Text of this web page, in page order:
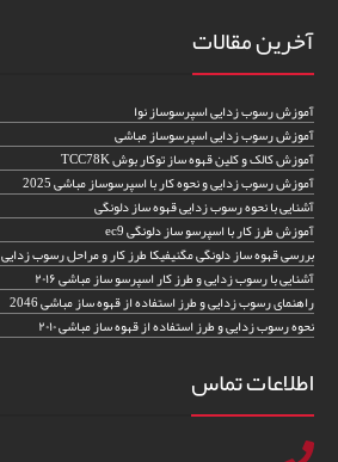
آخرین مقالات
آموزش رسوب زدایی اسپرسوساز نوا
آموزش رسوب زدایی اسپرسوساز مباشی
آموزش کالک و کلین قهوه ساز توکار بوش TCC78K
آموزش رسوب زدایی و نحوه کار با اسپرسوساز مباشی 2025
آشنایی با نحوه رسوب زدایی قهوه ساز دلونگی
آموزش طرز کار با اسپرسو ساز دلونگی ec9
بررسی قهوه ساز دلونگی مگنیفیکا طرز کار و مراحل رسوب زدایی
آشنایی با رسوب زدایی و طرز کار اسپرسو ساز مباشی ۲۰۱۶
راهنمای رسوب زدایی و طرز استفاده از قهوه ساز مباشی 2046
نحوه رسوب زدایی و طرز استفاده از قهوه ساز مباشی ۲۰۱۰
اطلاعات تماس